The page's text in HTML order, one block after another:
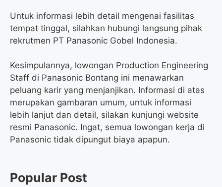
Untuk informasi lebih detail mengenai fasilitas
tempat tinggal, silahkan hubungi langsung pihak
rekrutmen PT Panasonic Gobel Indonesia.
Kesimpulannya, lowongan Production Engineering
Staff di Panasonic Bontang ini menawarkan
peluang karir yang menjanjikan. Informasi di atas
merupakan gambaran umum, untuk informasi
lebih lanjut dan detail, silakan kunjungi website
resmi Panasonic. Ingat, semua lowongan kerja di
Panasonic tidak dipungut biaya apapun.
Popular Post